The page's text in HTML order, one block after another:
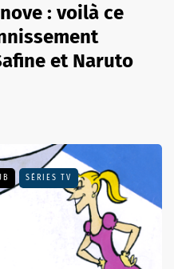
: voilà ce
et Naruto
SÉRIES TV